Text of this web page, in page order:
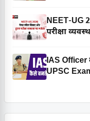
NEET-UG
परीक्षा
IAS Officer
UPSC